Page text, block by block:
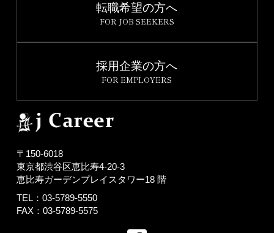
〒150-6018
東京都渋谷区恵比寿4-20-3
恵比寿ガーデンプレイスタワー18 階
TEL：03-5789-5550
FAX：03-5789-5575
転職希望の方へ
FOR JOB SEEKERS
採用企業の方へ
FOR EMPLOYERS